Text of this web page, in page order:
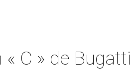
C » de Bugatti